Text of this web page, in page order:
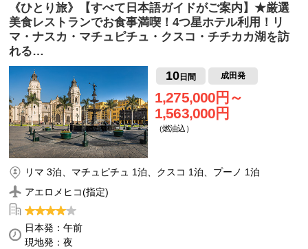
《ひとり旅》【すべて日本語ガイドがご案内】★厳選
美食レストランでお食事満喫！4つ星ホテル利用！リ
マ・ナスカ・マチュピチュ・クスコ・チチカカ湖を訪
れる…
10日間 成田発
1,275,000円～
1,563,000円
（燃油込）
リマ 3泊、マチュピチュ 1泊、クスコ 1泊、プーノ 1泊
アエロメヒコ(指定)
日本発：午前
現地発：夜